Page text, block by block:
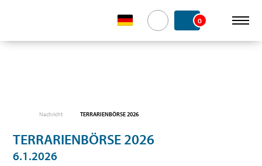
0
Nachricht TERRARIENBÖRSE 2026
TERRARIENBÖRSE 2026
6.1.2026